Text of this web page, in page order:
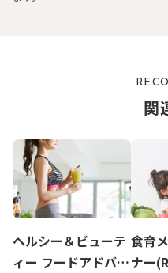
関
ヘルシー＆ビューテ
ィー フードアドバイ
食育
ナー